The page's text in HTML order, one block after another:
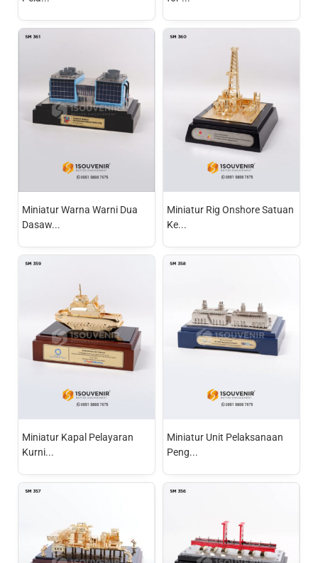
Miniatur Warna Warni Dua
Dasaw...
Miniatur Rig Onshore Satuan
Ke...
Miniatur Kapal Pelayaran
Kurni...
Miniatur Unit Pelaksanaan
Peng...